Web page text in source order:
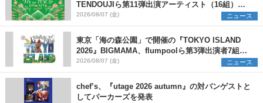
TENDOUJIら第11弾出演アーティスト（16組）を
発表
2026/08/07 (金) ニュース
東京「海の森公園」で開催の『TOKYO ISLAND
2026』BIGMAMA、flumpoolら第3弾出演者7組を
発表 ワークショップ・アート出展者を募集
2026/08/07 (金) ニュース
chef’s、『utage 2026 autumn』の対バンゲストと
してパーカーズを発表